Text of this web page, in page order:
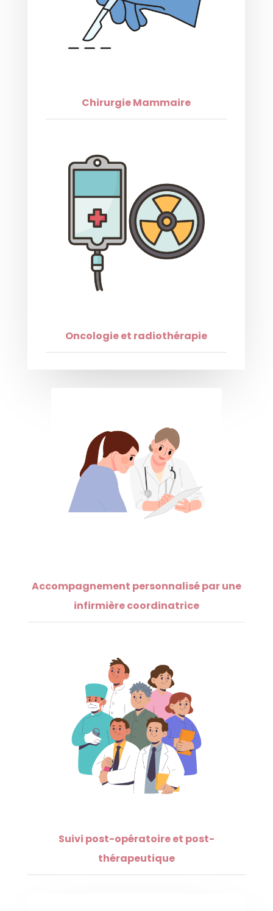
Chirurgie Mammaire
Oncologie et radiothérapie
Accompagnement personnalisé par une
infirmière coordinatrice
Suivi post-opératoire et post-
thérapeutique